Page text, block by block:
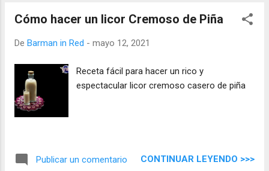
Cómo hacer un licor Cremoso de Piña
De Barman in Red - mayo 12, 2021
Receta fácil para hacer un rico y
espectacular licor cremoso casero de piña
Publicar un comentario CONTINUAR LEYENDO >>>